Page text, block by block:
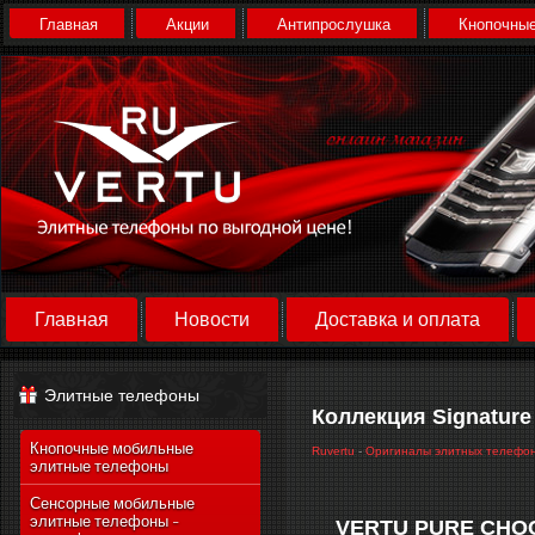
Главная Акции Антипрослушка
Главная Новости Доставка и оплата
Элитные телефоны
Кнопочные мобильные
элитные телефоны
Сенсорные мобильные
элитные телефоны -
Коллекция Signature
Ruvertu - Оригиналы элитных
VERTU PURE